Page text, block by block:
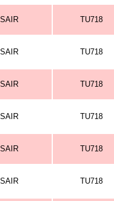
TU718
TU718
TU718
TU718
TU718
TU718